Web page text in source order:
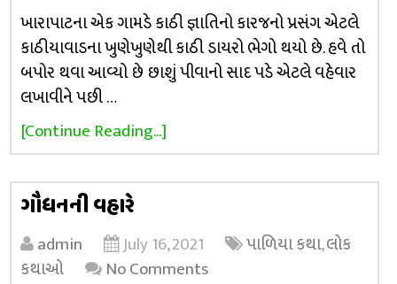
ખારાપાટના એક ગામડે કાઠી જ્ઞાતિનો કારજનો પ્રસંગ એટલે
કાઠીયાવાડના ખુણેખુણેથી કાઠી ડાયરો ભેગો થયો છે. હવે તો
બપોર થવા આવ્યો છે છાશું પીવાનો સાદ પડે એટલે વહેવાર
લખાવીને પછી …
[Continue Reading...]
ગૌધનની વહારે
admin July 16, 2021 પાળિયા કથા,લોક
કથાઓ
No Comments